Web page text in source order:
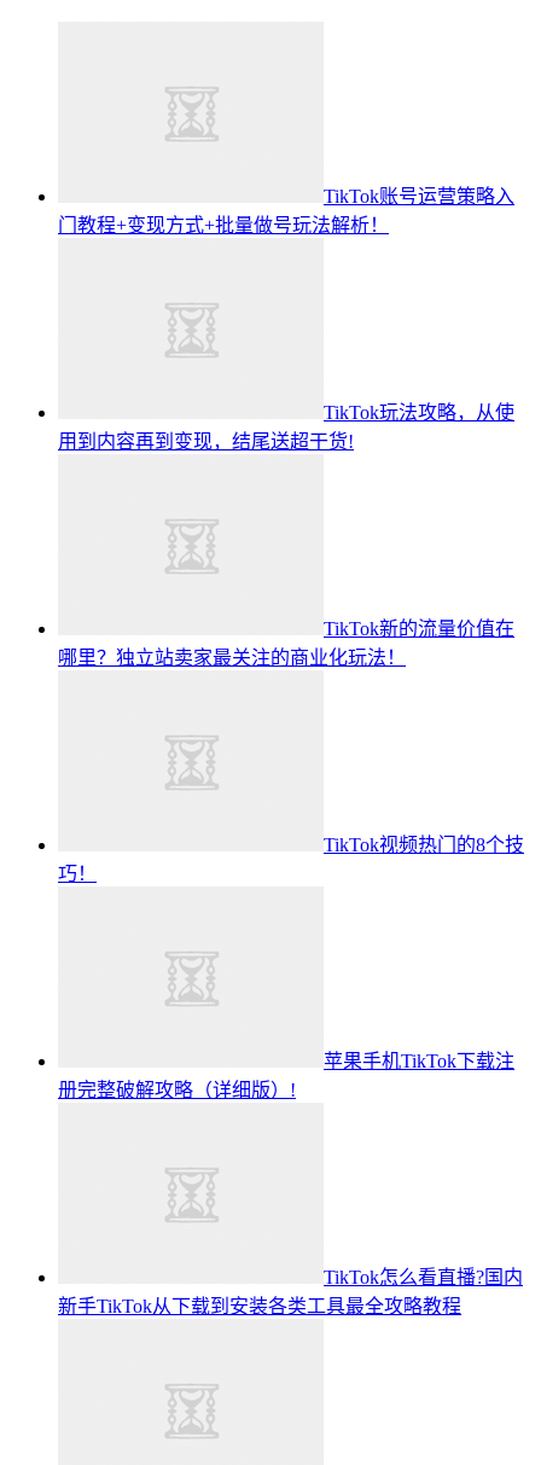
TikTok账号运营策略入
门教程+变现方式+批量做号玩法解析！
TikTok玩法攻略，从使
用到内容再到变现，结尾送超干货!
TikTok新的流量价值在
哪里？独立站卖家最关注的商业化玩法！
TikTok视频热门的8个技
巧！
苹果手机TikTok下载注
册完整破解攻略（详细版）!
TikTok怎么看直播?国内
新手TikTok从下载到安装各类工具最全攻略教程